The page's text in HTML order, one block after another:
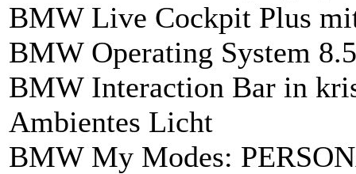
BMW Live Cockpit Plus
BMW Operating System
BMW Interaction Bar in
Ambientes Licht
BMW My Modes: